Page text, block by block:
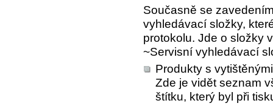
Současně se
vyhledávací složky,
protokolu. Jde o složky
~Servisní vyhledávací
Produkty s
Zde je vidět seznam
štítku, který byl při